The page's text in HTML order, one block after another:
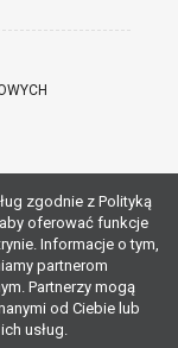
zgodnie z Polityką
oferować funkcje
Informacje o tym,
partnerom
Partnerzy mogą
od Ciebie lub
usług.